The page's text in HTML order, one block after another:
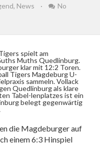
, News ·
No
spielt am
Muths Quedlinburg.
klar mit 12:2 Toren.
Tigers Magdeburg U-
sammeln. Vollack
Quedlinburg als klare
Tabel-lenplatzes ist ein
belegt gegenwärtig
die Magdeburger auf
einem 6:3 Hinspiel